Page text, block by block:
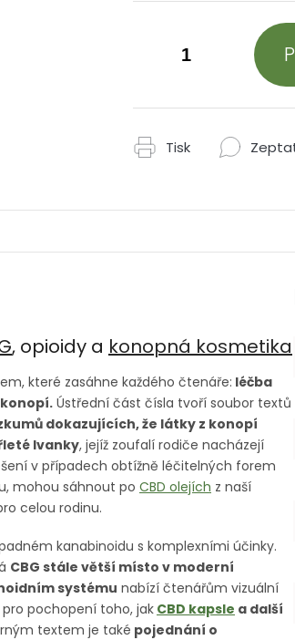
Tisk
, opioidy a konopná kosmetika
které zasáhne každého čtenáře: léčba
Ústřední část čísla tvoří soubor textů
dokazujících, že látky z konopí
Ivanky, jejíž zoufalí rodiče nacházejí
v případech obtížně léčitelných forem
mohou sáhnout po CBD olejích z naší
celou rodinu.
kanabinoidu s komplexními účinky.
CBG stále větší místo v moderní
systému nabízí čtenářům vizuální
pochopení toho, jak CBD kapsle a další
textem je také pojednání o